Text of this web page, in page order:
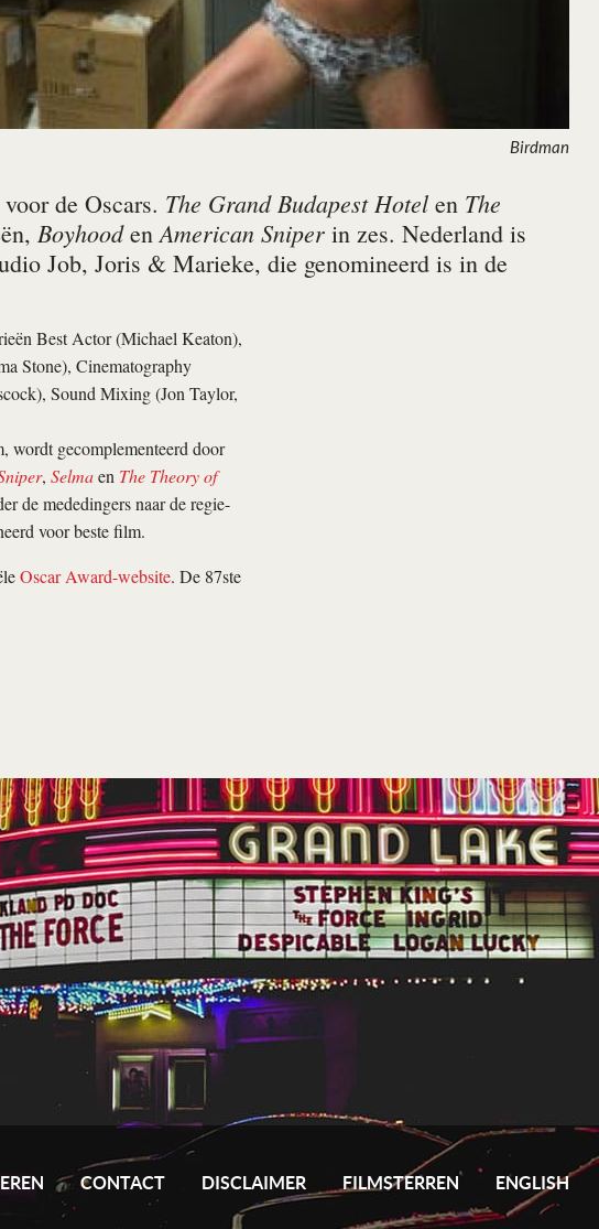
Birdman
de Oscars. The Grand Budapest Hotelen The
Boyhooden American Sniperin zes. Nederland is
Job, Joris & Marieke, die genomineerd is in de
Best Actor (Michael Keaton),
Stone), Cinematography
Sound Mixing (Jon Taylor,
wordt gecomplementeerd door
, Selmaen The Theory of
de mededingers naar de regie-
voor beste film.
Oscar Award-website. De 87ste
CONTACT DISCLAIMER FILMSTERREN ENGLISH